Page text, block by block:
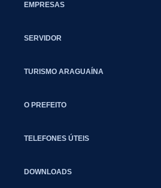
EMPRESAS
SERVIDOR
TURISMO ARAGUAÍNA
O PREFEITO
TELEFONES ÚTEIS
DOWNLOADS